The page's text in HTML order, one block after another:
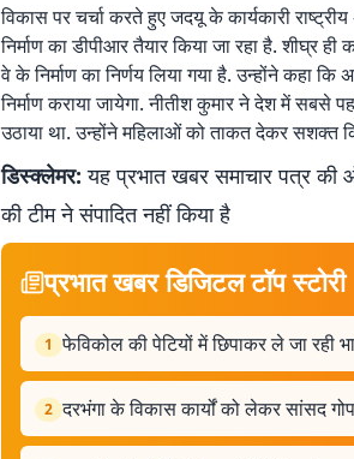
विकास पर चर्चा करते हुए जदयू के कार्यकारी
निर्माण का डीपीआर तैयार किया जा रहा है. शीघ्र ही
वे के निर्माण का निर्णय लिया गया है. उन्होंने कहा
निर्माण कराया जायेगा. नीतीश कुमार ने देश में सबसे
उठाया था. उन्होंने महिलाओं को ताकत देकर सशक्त
डिस्क्लेमर: यह प्रभात खबर समाचार पत्र
की टीम ने संपादित नहीं किया है
प्रभात खबर डिजिटल टॉप स्टोरी
1 फेविकोल की पेटियों में छिपाकर ले जा रही
2 दरभंगा के विकास कार्यों को लेकर सांसद